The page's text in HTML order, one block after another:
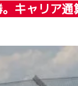
キャリア